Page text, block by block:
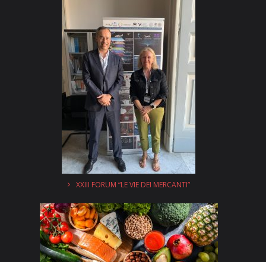
XXIII FORUM “LE VIE DEI MERCANTI”